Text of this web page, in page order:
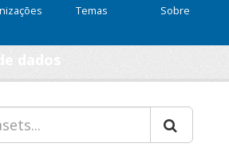
Temas Sobre